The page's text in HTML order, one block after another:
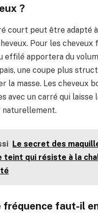
?
court peut être adapté
Pour les cheveux
effilé apportera du
une coupe plus
la masse. Les cheveux
avec un carré qui laisse
naturellement.
Le secret des
teint qui résiste à la
fréquence faut-il